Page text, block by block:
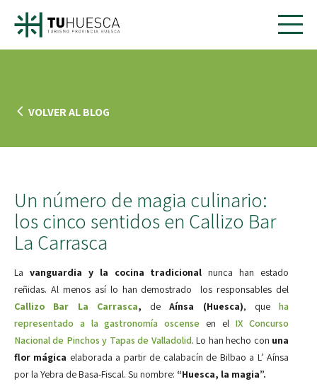
VOLVER AL BLOG
Un número de magia culinario:
los cinco sentidos en Callizo Bar
La Carrasca
La vanguardia y la cocina tradicional nunca han estado
reñidas. Al menos así lo han demostrado los responsables del
Callizo Bar La Carrasca, deAínsa (Huesca), que ha
representado a la gastronomía oscense en el IX Concurso
Nacional de Pinchos y Tapas de Valladolid. Lo han hecho con una
flor mágica elaborada a partir de calabacín de Bilbao a L’ Aínsa
por la Yebra de Basa-Fiscal. Su nombre: “Huesca, la magia”.